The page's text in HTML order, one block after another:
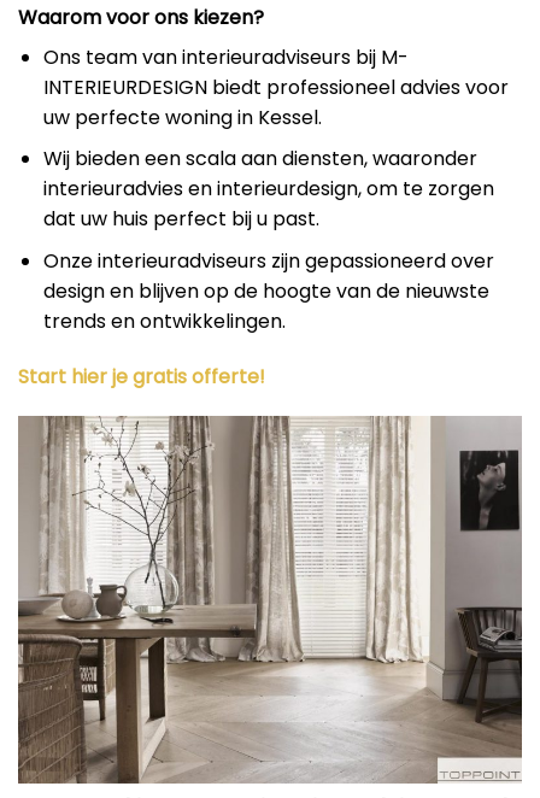
Waarom voor ons kiezen?
Ons team van interieuradviseurs bij M-
INTERIEURDESIGN biedt professioneel advies voor
uw perfecte woning in Kessel.
Wij bieden een scala aan diensten, waaronder
interieuradvies en interieurdesign, om te zorgen
dat uw huis perfect bij u past.
Onze interieuradviseurs zijn gepassioneerd over
design en blijven op de hoogte van de nieuwste
trends en ontwikkelingen.
Start hier je gratis offerte!